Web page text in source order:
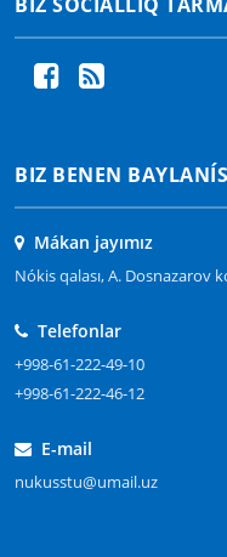
BIZ BENEN
Mákan jayımız
Nókis qalası, A. Dosnazarov
Telefonlar
+998-61-222-49-10
+998-61-222-46-12
E-mail
nukusstu@umail.uz